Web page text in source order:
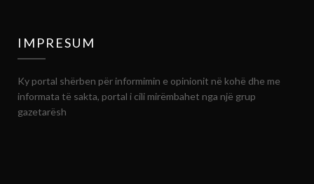
IMPRESUM
Ky portal shërben për informimin e opinionit në kohë dhe me
informata të sakta, portal i cili mirëmbahet nga një grup
gazetarësh